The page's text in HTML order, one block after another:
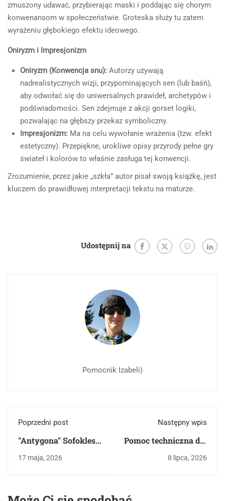
zmuszony udawać, przybierając maski i poddając się chorym
konwenansom w społeczeństwie. Groteska służy tu zatem
wyrażeniu głębokiego efektu ideowego.
Oniryzm i Impresjonizm
Oniryzm (Konwencja snu): Autorzy używają
nadrealistycznych wizji, przypominających sen (lub baśń),
aby odwołać się do uniwersalnych prawideł, archetypów i
podświadomości. Sen zdejmuje z akcji gorset logiki,
pozwalając na głębszy przekaz symboliczny.
Impresjonizm: Ma na celu wywołanie wrażenia (tzw. efekt
estetyczny). Przepiękne, urokliwe opisy przyrody pełne gry
świateł i kolorów to właśnie zasługa tej konwencji.
Zrozumienie, przez jakie „szkła” autor pisał swoją książkę, jest
kluczem do prawidłowej interpretacji tekstu na maturze.
Udostępnij na
Pomocnik Izabeli)
Poprzedni post
"Antygona" Sofoklesa:
opracowanie,
17 maja, 2026
Następny wpis
Pomoc techniczna dla
aplikacji FAQ
8 lipca, 2026